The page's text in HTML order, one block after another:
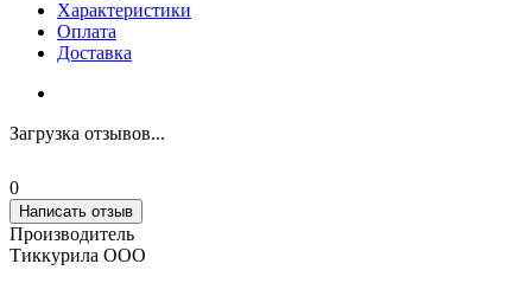
Характеристики
Оплата
Доставка
Загрузка отзывов...
0
Написать отзыв
Производитель
Тиккурила ООО